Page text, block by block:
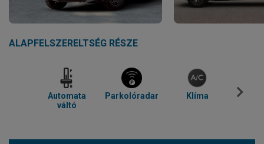
ALAPFELSZERELTSÉG RÉSZE
Automata
váltó
Parkolóradar Klíma